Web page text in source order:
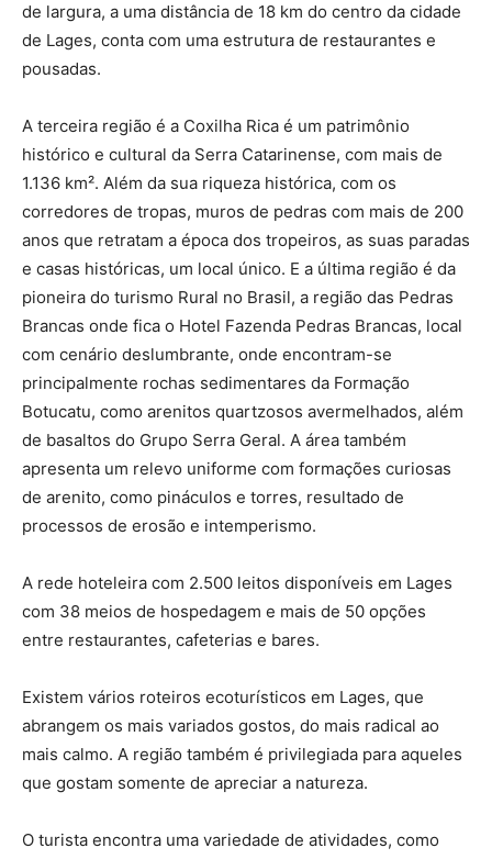
de largura, a uma distância de 18 km do centro da cidade
de Lages, conta com uma estrutura de restaurantes e
pousadas.
A terceira região é a Coxilha Rica é um patrimônio
histórico e cultural da Serra Catarinense, com mais de
1.136 km². Além da sua riqueza histórica, com os
corredores de tropas, muros de pedras com mais de 200
anos que retratam a época dos tropeiros, as suas paradas
e casas históricas, um local único. E a última região é da
pioneira do turismo Rural no Brasil, a região das Pedras
Brancas onde fica o Hotel Fazenda Pedras Brancas, local
com cenário deslumbrante, onde encontram-se
principalmente rochas sedimentares da Formação
Botucatu, como arenitos quartzosos avermelhados, além
de basaltos do Grupo Serra Geral. A área também
apresenta um relevo uniforme com formações curiosas
de arenito, como pináculos e torres, resultado de
processos de erosão e intemperismo.
A rede hoteleira com 2.500 leitos disponíveis em Lages
com 38 meios de hospedagem e mais de 50 opções
entre restaurantes, cafeterias e bares.
Existem vários roteiros ecoturísticos em Lages, que
abrangem os mais variados gostos, do mais radical ao
mais calmo. A região também é privilegiada para aqueles
que gostam somente de apreciar a natureza.
O turista encontra uma variedade de atividades, como